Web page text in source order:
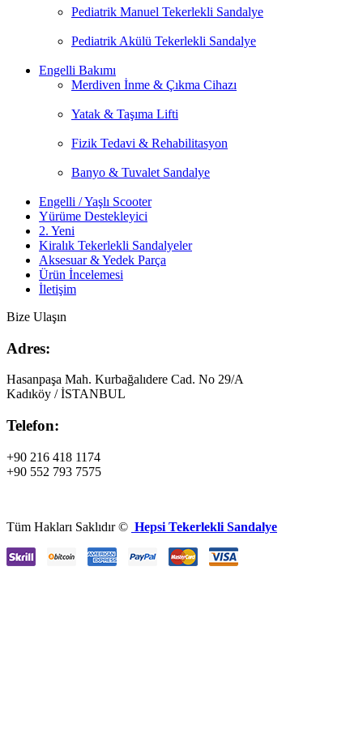
Pediatrik Manuel Tekerlekli Sandalye
Pediatrik Akülü Tekerlekli Sandalye
Engelli Bakımı
Merdiven İnme & Çıkma Cihazı
Yatak & Taşıma Lifti
Fizik Tedavi & Rehabilitasyon
Banyo & Tuvalet Sandalye
Engelli / Yaşlı Scooter
Yürüme Destekleyici
2. Yeni
Kiralık Tekerlekli Sandalyeler
Aksesuar & Yedek Parça
Ürün İncelemesi
İletişim
Bize Ulaşın
Adres:
Hasanpaşa Mah. Kurbağalıdere Cad. No 29/A
Kadıköy / İSTANBUL
Telefon:
+90 216 418 1174
+90 552 793 7575
Tüm Hakları Saklıdır © Hepsi Tekerlekli Sandalye